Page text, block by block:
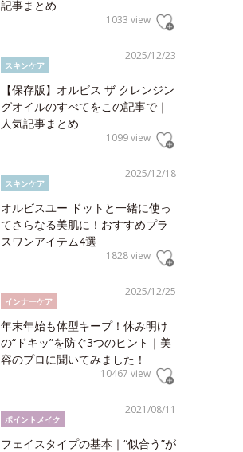
記事まとめ
1033 view
2025/12/23
スキンケア
【保存版】オルビス ザ クレンジン
グオイルのすべてをこの記事で｜
人気記事まとめ
1099 view
2025/12/18
スキンケア
オルビスユー ドットと一緒に使っ
てさらなる美肌に！おすすめプラ
スワンアイテム4選
1828 view
2025/12/25
インナーケア
年末年始も体型キープ！休み明け
の“ドキッ”を防ぐ3つのヒント｜美
容のプロに聞いてみました！
10467 view
2021/08/11
ポイントメイク
フェイスタイプの基本｜“似合う”が